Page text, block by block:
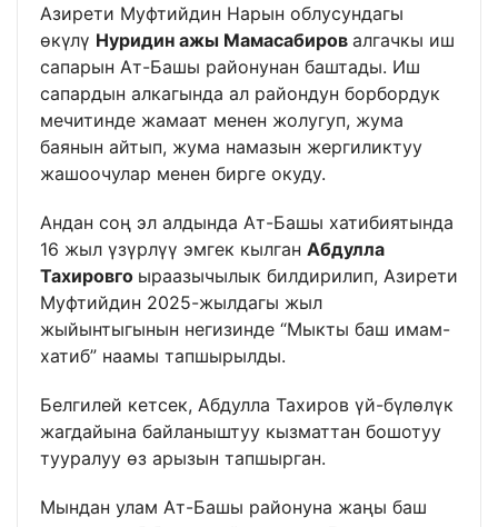
Азирети Муфтийдин Нарын облусундагы
өкүлү Нуридин ажы Мамасабиров алгачкы иш
сапарын Ат-Башы районунан баштады. Иш
сапардын алкагында ал райондун борбордук
мечитинде жамаат менен жолугуп, жума
баянын айтып, жума намазын жергиликтуу
жашоочулар менен бирге окуду.
Андан соң эл алдында Ат-Башы хатибиятында
16 жыл үзүрлүү эмгек кылган Абдулла
Тахировго ыраазычылык билдирилип, Азирети
Муфтийдин 2025-жылдагы жыл
жыйынтыгынын негизинде “Мыкты баш имам-
хатиб” наамы тапшырылды.
Белгилей кетсек, Абдулла Тахиров үй-бүлөлүк
жагдайына байланыштуу кызматтан бошотуу
тууралуу өз арызын тапшырган.
Мындан улам Ат-Башы районуна жаңы баш